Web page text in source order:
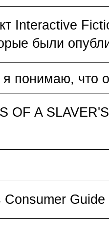
Interactive
были
понимаю, что
OF A
Consumer